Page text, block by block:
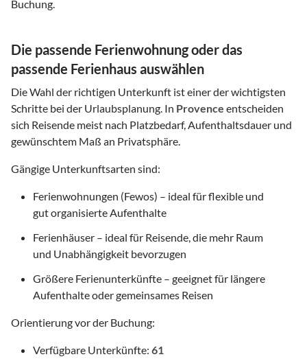
Buchung.
Die passende Ferienwohnung oder das
passende Ferienhaus auswählen
Die Wahl der richtigen Unterkunft ist einer der wichtigsten
Schritte bei der Urlaubsplanung. In Provence entscheiden
sich Reisende meist nach Platzbedarf, Aufenthaltsdauer und
gewünschtem Maß an Privatsphäre.
Gängige Unterkunftsarten sind:
Ferienwohnungen (Fewos) – ideal für flexible und
gut organisierte Aufenthalte
Ferienhäuser – ideal für Reisende, die mehr Raum
und Unabhängigkeit bevorzugen
Größere Ferienunterkünfte – geeignet für längere
Aufenthalte oder gemeinsames Reisen
Orientierung vor der Buchung:
Verfügbare Unterkünfte: 61